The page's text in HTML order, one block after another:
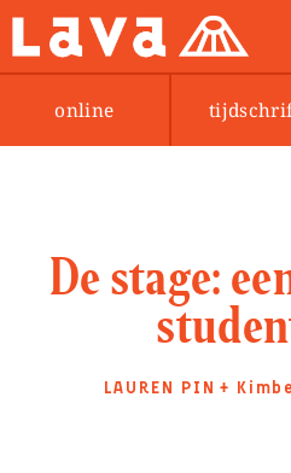
online
De stage:
LAUREN PIN +